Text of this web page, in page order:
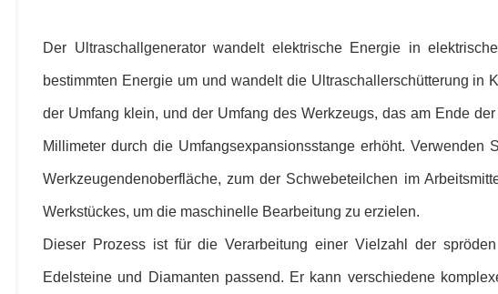
Der Ultraschallgenerator wandelt elektrische Energie in
bestimmten Energie um und wandelt die Ultraschallerschütterung in
der Umfang klein, und der Umfang des Werkzeugs, das am Ende
Millimeter durch die Umfangsexpansionsstange erhöht.
Werkzeugendenoberfläche, zum der Schwebeteilchen im
Werkstückes, um die maschinelle Bearbeitung zu erzielen.
Dieser Prozess ist für die Verarbeitung einer Vielzahl der
Edelsteine und Diamanten passend. Er kann verschiedene